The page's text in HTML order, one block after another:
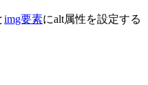
img要素にalt属性を設定する